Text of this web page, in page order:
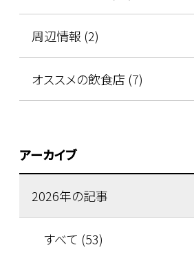
周辺情報 (2)
オススメの飲食店 (7)
アーカイブ
2026年の記事
すべて (53)